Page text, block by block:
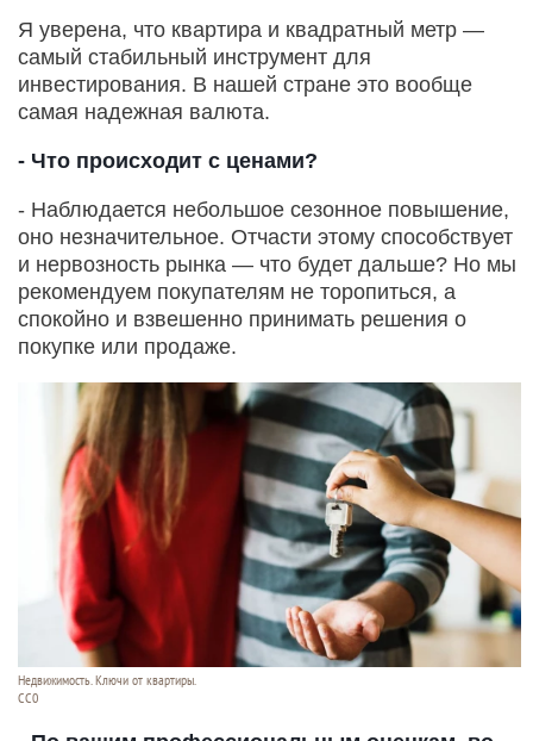
Я уверена, что квартира и квадратный метр —
самый стабильный инструмент для
инвестирования. В нашей стране это вообще
самая надежная валюта.
- Что происходит с ценами?
- Наблюдается небольшое сезонное повышение,
оно незначительное. Отчасти этому способствует
и нервозность рынка — что будет дальше? Но мы
рекомендуем покупателям не торопиться, а
спокойно и взвешенно принимать решения о
покупке или продаже.
Недвижимость. Ключи от квартиры.
СС0